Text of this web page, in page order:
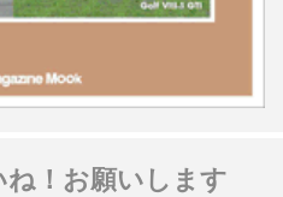
！お願いします